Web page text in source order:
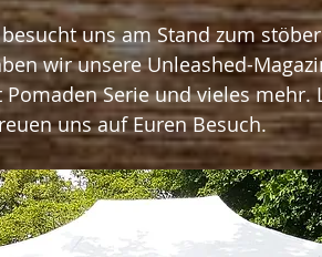
uns am Stand zum
wir unsere Unleashed-
Serie und vieles mehr.
uns auf Euren Besuch.